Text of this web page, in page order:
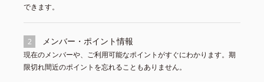
できます。
2 メンバー・ポイント情報
現在のメンバーや、ご利用可能なポイントがすぐにわかります。期
限切れ間近のポイントを忘れることもありません。